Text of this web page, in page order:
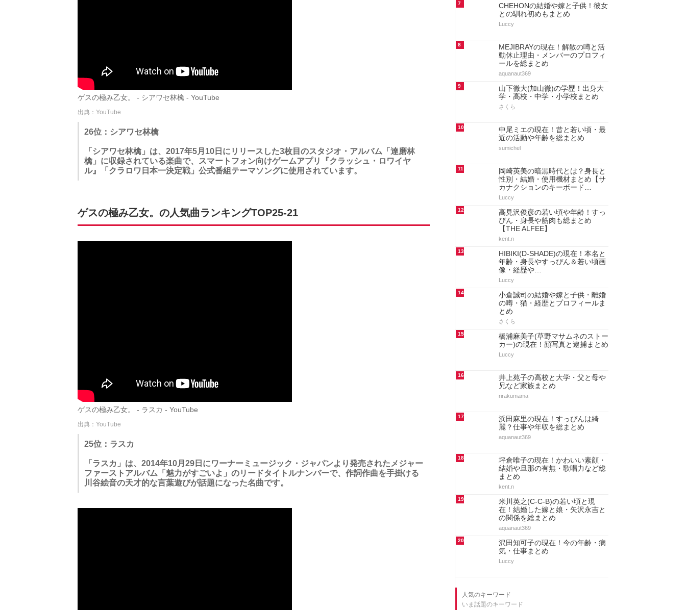
ゲスの極み乙女。 - シアワセ林檎 - YouTube
出典：YouTube
26位：シアワセ林檎
「シアワセ林檎」は、2017年5月10日にリリースした3枚目のスタジオ・アルバム「達磨林
檎」に収録されている楽曲で、スマートフォン向けゲームアプリ『クラッシュ・ロワイヤ
ル』「クラロワ日本一決定戦」公式番組テーマソングに使用されています。
ゲスの極み乙女。の人気曲ランキングTOP25-21
ゲスの極み乙女。 - ラスカ - YouTube
出典：YouTube
25位：ラスカ
「ラスカ」は、2014年10月29日にワーナーミュージック・ジャパンより発売されたメジャー
ファーストアルバム「魅力がすごいよ」のリードタイトルナンバーで、作詞作曲を手掛ける
川谷絵音の天才的な言葉遊びが話題になった名曲です。
7
CHEHONの結婚や嫁と子供！彼女
との馴れ初めもまとめ
Luccy
8
MEJIBRAYの現在！解散の噂と活
動休止理由・メンバーのプロフィ
ールを総まとめ
aquanaut369
9
山下徹大(加山徹)の学歴！出身大
学・高校・中学・小学校まとめ
さくら
10
中尾ミエの現在！昔と若い頃・最
近の活動や年齢を総まとめ
sumichel
11
岡崎英美の暗黒時代とは？身長と
性別・結婚・使用機材まとめ【サ
カナクションのキーボード…
Luccy
12
高見沢俊彦の若い頃や年齢！すっ
ぴん・身長や筋肉も総まとめ
【THE ALFEE】
kent.n
13
HIBIKI(D-SHADE)の現在！本名と
年齢・身長やすっぴん＆若い頃画
像・経歴や…
Luccy
14
小倉誠司の結婚や嫁と子供・離婚
の噂・猫・経歴とプロフィールま
とめ
さくら
15
橋浦麻美子(草野マサムネのストー
カー)の現在！顔写真と逮捕まとめ
Luccy
16
井上苑子の高校と大学・父と母や
兄など家族まとめ
rirakumama
17
浜田麻里の現在！すっぴんは綺
麗？仕事や年収を総まとめ
aquanaut369
18
坪倉唯子の現在！かわいい素顔・
結婚や旦那の有無・歌唱力など総
まとめ
kent.n
19
米川英之(C-C-B)の若い頃と現
在！結婚した嫁と娘・矢沢永吉と
の関係を総まとめ
aquanaut369
20
沢田知可子の現在！今の年齢・病
気・仕事まとめ
Luccy
人気のキーワード
いま話題のキーワード